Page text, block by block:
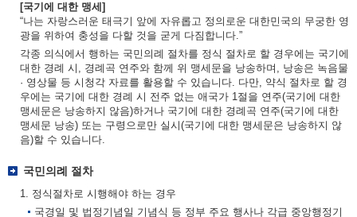
[국기에 대한 맹세]
“나는 자랑스러운 태극기 앞에 자유롭고 정의로운 대한민국의 무궁한 영
광을 위하여 충성을 다할 것을 굳게 다짐합니다.”
각종 의식에서 행하는 국민의례 절차를 정식 절차로 할 경우에는 국기에
대한 경례 시, 경례곡 연주와 함께 위 맹세문을 낭송하며, 낭송은 녹음물
· 영상물 등 시청각 자료를 활용할 수 있습니다. 다만, 약식 절차로 할 경
우에는 국기에 대한 경례 시 전주 없는 애국가 1절을 연주(국기에 대한
맹세문은 낭송하지 않음)하거나 국기에 대한 경례곡 연주(국기에 대한
맹세문 낭송) 또는 구령으로만 실시(국기에 대한 맹세문은 낭송하지 않
음)할 수 있습니다.
국민의례 절차
1. 정식절차로 시행해야 하는 경우
국경일 및 법정기념일 기념식 등 정부 주요 행사나 각급 중앙행정기